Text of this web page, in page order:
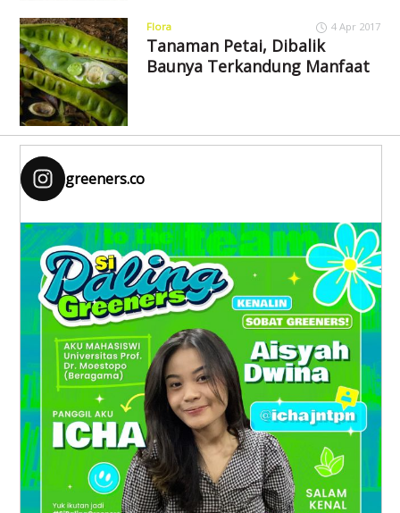
Flora 4 Apr 2017
Tanaman Petai, Dibalik
Baunya Terkandung Manfaat
greeners.co